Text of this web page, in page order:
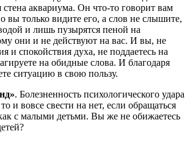
стена аквариума. Он что-то говорит вам
вы только видите его, а слов не слышите,
и лишь пузырятся пеной на
они и не действуют на вас. И вы, не
и спокойствия духа, не поддаетесь на
на обидные слова. И благодаря
ситуацию в свою пользу.
. Болезненность психологического удара
и вовсе свести на нет, если обращаться
с малыми детьми. Вы же не обижаетесь